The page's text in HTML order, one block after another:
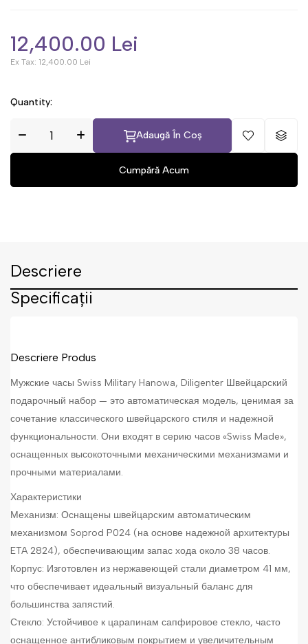
12,400.00 Lei
Ex Tax: 12,400.00 Lei
Quantity:
Adaugă În Coș
Descriere
Specificații
Descriere Produs
Мужские часы Swiss Military Hanowa, Diligenter Швейцарский
подарочный набор — это автоматическая модель, ценимая за
сочетание классического швейцарского стиля и надежной
функциональности. Они входят в серию часов «Swiss Made»,
оснащенных высокоточными механическими механизмами и
прочными материалами.
Характеристики
Механизм: Оснащены швейцарским автоматическим
механизмом Soprod P024 (на основе надежной архитектуры
ETA 2824), обеспечивающим запас хода около 38 часов.
Корпус: Изготовлен из нержавеющей стали диаметром 41 мм,
что обеспечивает идеальный визуальный баланс для
большинства запястий.
Стекло: Устойчивое к царапинам сапфировое стекло, часто
оснащенное антибликовым покрытием и увеличительным